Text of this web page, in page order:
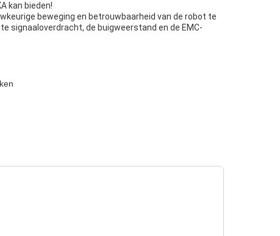
kan bieden!
beweging en betrouwbaarheid van de robot te
signaaloverdracht, de buigweerstand en de EMC-